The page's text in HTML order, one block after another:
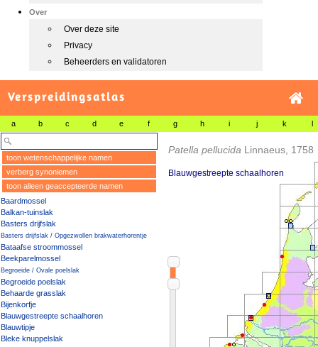
Over
Over deze site
Privacy
Beheerders en validatoren
Verspreidingsatlas
a b c d e f g h i j k l
toon wetenschappelijke namen
verberg synoniemen
toon alleen geaccepteerde namen
Baardmossel
Balkan-tuinslak
Basters drijfslak
Basters drijfslak / Opgezwollen brakwaterhorentje
Bataafse stroommossel
Beekparelmossel
Begroeide / Ovale poelslak
Begroeide poelslak
Behaarde grasslak
Bijenkorfje
Blauwgestreepte schaalhoren
Blauwtipje
Bleke knuppelslak
Patella pellucida Linnaeus, 1758
Blauwgestreepte schaalhoren